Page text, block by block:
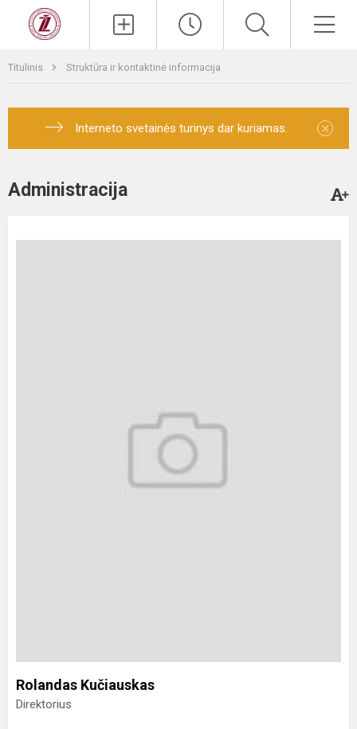
Titulinis Struktūra ir kontaktinė informacija
Interneto svetainės turinys dar kuriamas. ×
Administracija
Rolandas Kučiauskas
Direktorius